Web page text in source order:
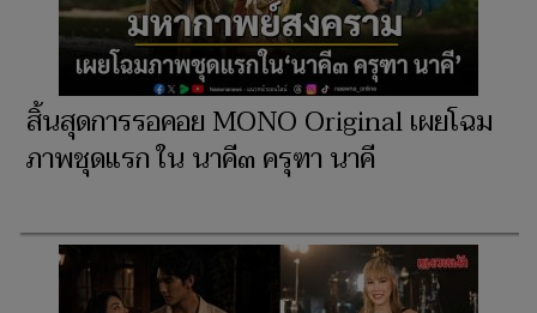
สิ้นสุดการรอคอย MONO Original เผยโฉม
ภาพชุดแรก ใน นาคี๓ ครุฑา นาคี